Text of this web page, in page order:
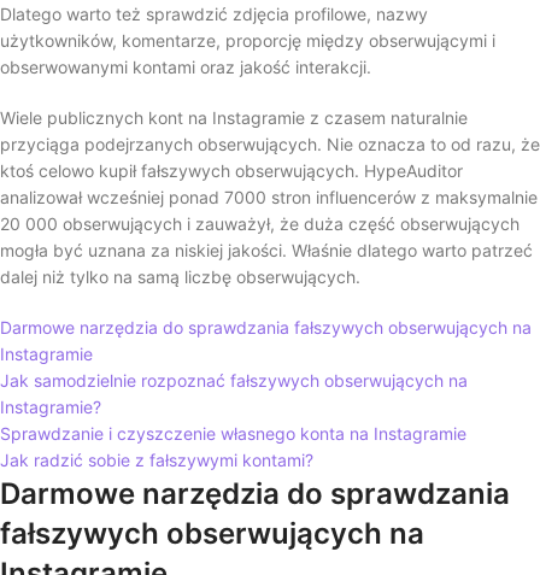
Dlatego warto też sprawdzić zdjęcia profilowe, nazwy
użytkowników, komentarze, proporcję między obserwującymi i
obserwowanymi kontami oraz jakość interakcji.
Wiele publicznych kont na Instagramie z czasem naturalnie
przyciąga podejrzanych obserwujących. Nie oznacza to od razu, że
ktoś celowo kupił fałszywych obserwujących. HypeAuditor
analizował wcześniej ponad 7000 stron influencerów z maksymalnie
20 000 obserwujących i zauważył, że duża część obserwujących
mogła być uznana za niskiej jakości. Właśnie dlatego warto patrzeć
dalej niż tylko na samą liczbę obserwujących.
Darmowe narzędzia do sprawdzania fałszywych obserwujących na
Instagramie
Jak samodzielnie rozpoznać fałszywych obserwujących na
Instagramie?
Sprawdzanie i czyszczenie własnego konta na Instagramie
Jak radzić sobie z fałszywymi kontami?
Darmowe narzędzia do sprawdzania
fałszywych obserwujących na